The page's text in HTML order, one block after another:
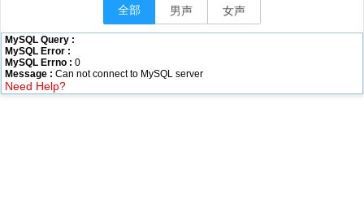
全部 男声 女声
MySQL Query :
MySQL Error :
MySQL Errno : 0
Message : Can not connect to MySQL server
Need Help?